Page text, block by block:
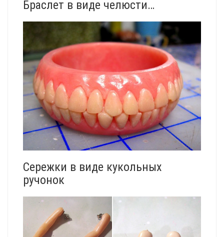
Браслет в виде челюсти…
Сережки в виде кукольных
ручонок